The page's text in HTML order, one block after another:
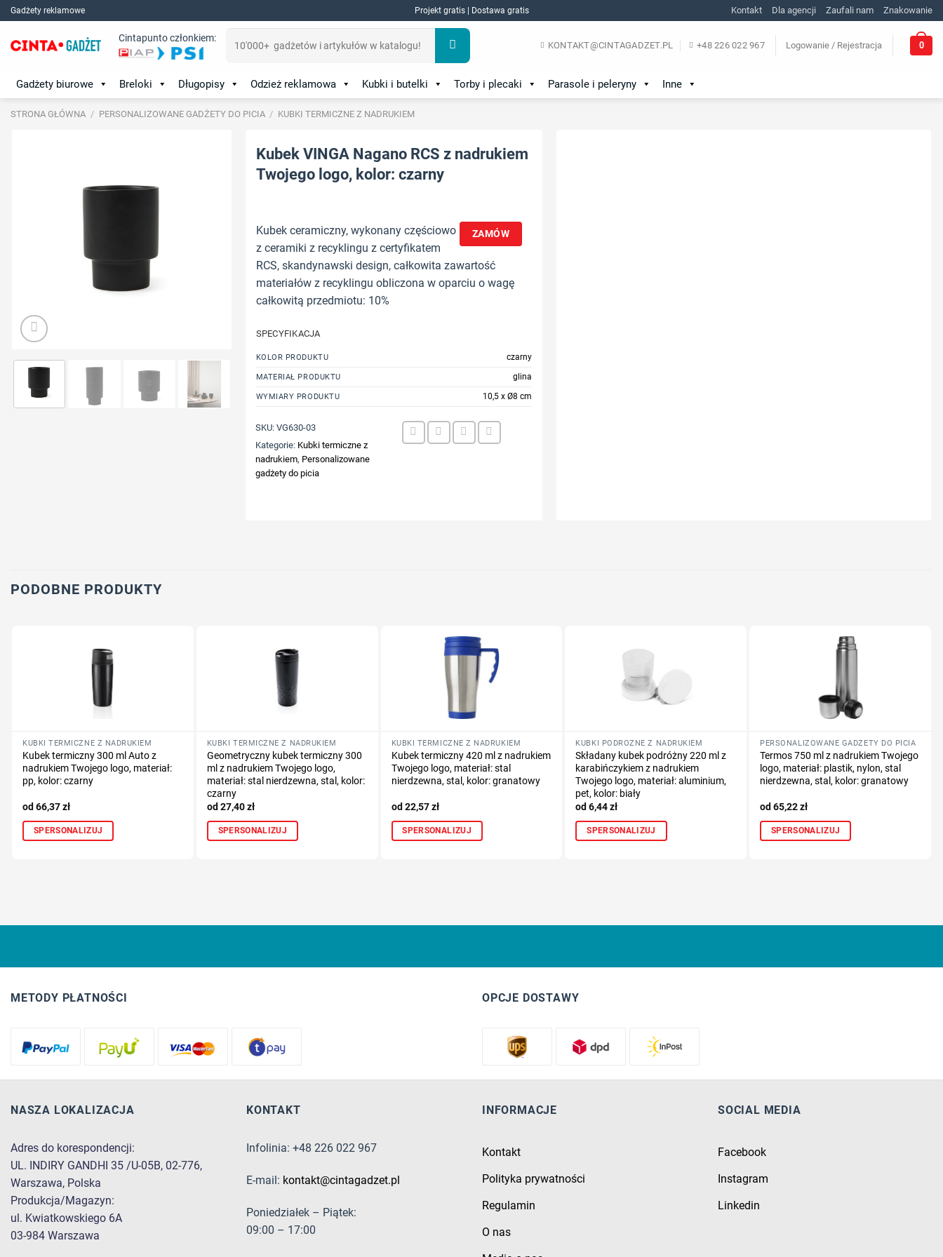
Skip
to
content
Gadżety reklamowe Projekt gratis | Dostawa gratis Kontakt Dla agencji Zaufali nam Znakowanie
Cintapunto członkiem:
KONTAKT@CINTAGADZET.PL +48 226 022 967 Logowanie / Rejestracja 0
Gadżety biurowe Breloki Długopisy Odzież reklamowa Kubki i butelki Torby i plecaki Parasole i peleryny Inne
STRONA GŁÓWNA / PERSONALIZOWANE GADŻETY DO PICIA / KUBKI TERMICZNE Z NADRUKIEM
Kubek VINGA Nagano RCS z nadrukiem
Twojego logo, kolor: czarny
ZAMÓW
Kubek ceramiczny, wykonany częściowo
z ceramiki z recyklingu z certyfikatem
RCS, skandynawski design, całkowita zawartość
materiałów z recyklingu obliczona w oparciu o wagę
całkowitą przedmiotu: 10%
SPECYFIKACJA
KOLOR PRODUKTU czarny
MATERIAŁ PRODUKTU glina
WYMIARY PRODUKTU 10,5 x Ø8 cm
SKU:VG630-03
Kategorie: Kubki termiczne z
nadrukiem, Personalizowane
gadżety do picia
PODOBNE PRODUKTY
KUBKI TERMICZNE Z NADRUKIEM
Kubek termiczny 300 ml Auto z
nadrukiem Twojego logo, materiał:
pp, kolor: czarny
66,37zł
SPERSONALIZUJ
KUBKI TERMICZNE Z NADRUKIEM
Geometryczny kubek termiczny 300
ml z nadrukiem Twojego logo,
materiał: stal nierdzewna, stal, kolor:
czarny
27,40zł
SPERSONALIZUJ
KUBKI TERMICZNE Z NADRUKIEM
Kubek termiczny 420 ml z nadrukiem
Twojego logo, materiał: stal
nierdzewna, stal, kolor: granatowy
22,57zł
SPERSONALIZUJ
KUBKI PODRÓŻNE Z NADRUKIEM
Składany kubek podróżny 220 ml z
karabińczykiem z nadrukiem
Twojego logo, materiał: aluminium,
pet, kolor: biały
6,44zł
SPERSONALIZUJ
PERSONALIZOWANE GADŻETY DO PICIA
Termos 750 ml z nadrukiem Twojego
logo, materiał: plastik, nylon, stal
nierdzewna, stal, kolor: granatowy
65,22zł
SPERSONALIZUJ
METODY PŁATNOŚCI OPCJE DOSTAWY
NASZA LOKALIZACJA
Adres do korespondencji:
UL. INDIRY GANDHI 35 /U-05B, 02-776,
Warszawa, Polska
Produkcja/Magazyn:
ul. Kwiatkowskiego 6A
03-984 Warszawa
KONTAKT
Infolinia: +48 226 022 967
E-mail: kontakt@cintagadzet.pl
Poniedziałek – Piątek:
09:00 – 17:00
INFORMACJE
Kontakt
Polityka prywatności
Regulamin
O nas
SOCIAL MEDIA
Facebook
Instagram
Linkedin